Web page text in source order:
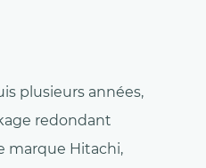
plusieurs années,
redondant
marque Hitachi,